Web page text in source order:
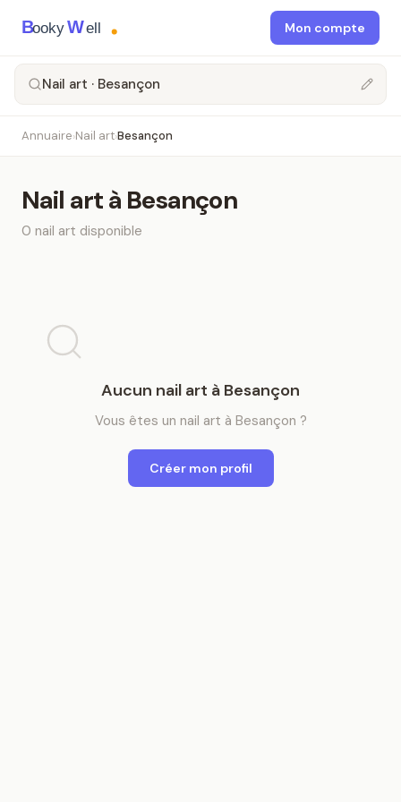
BookyWell Mon compte
Nail art · Besançon
Annuaire›Nail art›Besançon
Nail artà Besançon
0 nail art disponible
Aucun nail art à Besançon
Vous êtes un nail art à Besançon ?
Créer mon profil